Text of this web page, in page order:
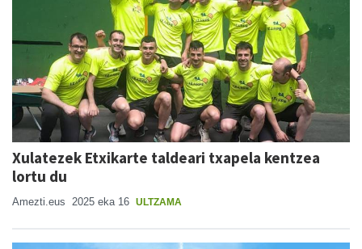
Xulatezek Etxikarte taldeari txapela kentzea
lortu du
Amezti.eus 2025 eka 16 ULTZAMA